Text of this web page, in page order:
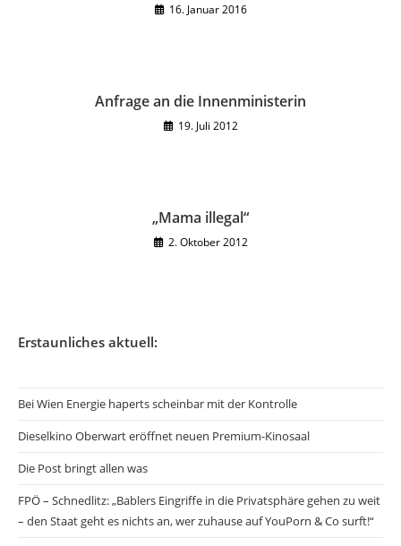
16. Januar 2016
Anfrage an die Innenministerin
19. Juli 2012
„Mama illegal“
2. Oktober 2012
Erstaunliches aktuell:
Bei Wien Energie haperts scheinbar mit der Kontrolle
Dieselkino Oberwart eröffnet neuen Premium-Kinosaal
Die Post bringt allen was
FPÖ – Schnedlitz: „Bablers Eingriffe in die Privatsphäre gehen zu weit
– den Staat geht es nichts an, wer zuhause auf YouPorn & Co surft!“